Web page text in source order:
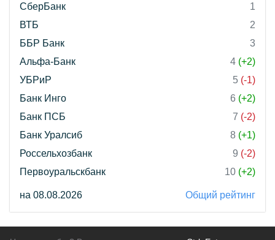
СберБанк
1
ВТБ
2
ББР Банк
3
Альфа-Банк
4 (+2)
УБРиР
5 (-1)
Банк Инго
6 (+2)
Банк ПСБ
7 (-2)
Банк Уралсиб
8 (+1)
Россельхозбанк
9 (-2)
Первоуральскбанк
10 (+2)
на 08.08.2026 Общий рейтинг